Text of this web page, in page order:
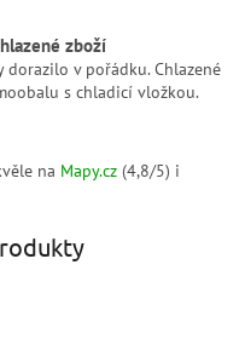
zboží
dorazilo v pořádku. Chlazené
s chladicí vložkou.
na Mapy.cz (4,8/5) i